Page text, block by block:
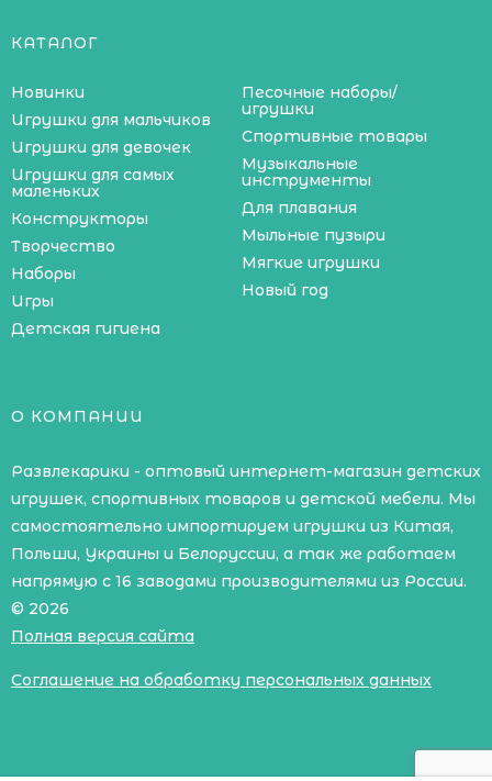
КАТАЛОГ
Новинки
Игрушки для мальчиков
Игрушки для девочек
Игрушки для самых
маленьких
Конструкторы
Творчество
Наборы
Игры
Детская гигиена
Песочные наборы/
игрушки
Спортивные товары
Музыкальные
инструменты
Для плавания
Мыльные пузыри
Мягкие игрушки
Новый год
О КОМПАНИИ
Развлекарики - оптовый интернет-магазин детских
игрушек, спортивных товаров и детской мебели. Мы
самостоятельно импортируем игрушки из Китая,
Польши, Украины и Белоруссии, а так же работаем
напрямую с 16 заводами производителями из России.
© 2026
Полная версия сайта
Соглашение на обработку персональных данных